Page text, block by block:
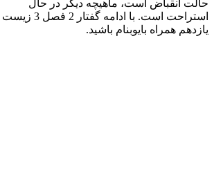
حالت انقباض است، ماهیچه دیگر در حال
استراحت است. با ادامه گفتار 2 فصل 3 زیست
یازدهم همراه بایوبنام باشید.